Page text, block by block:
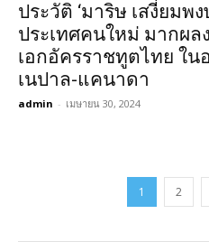
ประวัติ ‘มาริษ เสงี่ยมพ
ประเทศคนใหม่ มากผ
เอกอัครราชทูตไทย ใน
เนปาล-แคนาดา
admin - เมษายน 30, 2024
1 2